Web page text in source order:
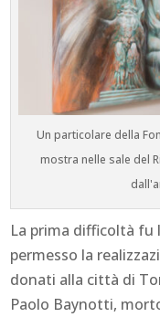
Un particolare della
mostra nelle sale del
La prima difficoltà fu
permesso la
donati alla città di
Paolo Baynotti,